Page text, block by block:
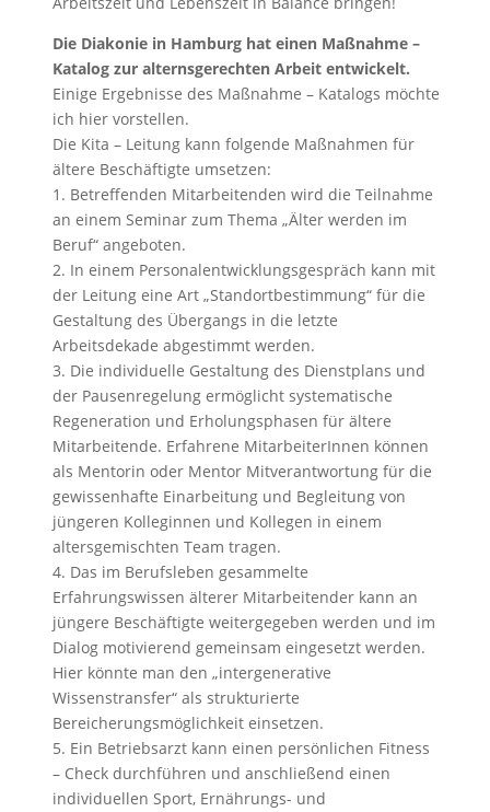
Die Diakonie in Hamburg hat einen Maßnahme –
Katalog zur alternsgerechten Arbeit entwickelt.
Einige Ergebnisse des Maßnahme – Katalogs möchte
ich hier vorstellen.
Die Kita – Leitung kann folgende Maßnahmen für
ältere Beschäftigte umsetzen:
1. Betreffenden Mitarbeitenden wird die Teilnahme
an einem Seminar zum Thema „Älter werden im
Beruf“ angeboten.
2. In einem Personalentwicklungsgespräch kann mit
der Leitung eine Art „Standortbestimmung“ für die
Gestaltung des Übergangs in die letzte
Arbeitsdekade abgestimmt werden.
3. Die individuelle Gestaltung des Dienstplans und
der Pausenregelung ermöglicht systematische
Regeneration und Erholungsphasen für ältere
Mitarbeitende. Erfahrene MitarbeiterInnen können
als Mentorin oder Mentor Mitverantwortung für die
gewissenhafte Einarbeitung und Begleitung von
jüngeren Kolleginnen und Kollegen in einem
altersgemischten Team tragen.
4. Das im Berufsleben gesammelte
Erfahrungswissen älterer Mitarbeitender kann an
jüngere Beschäftigte weitergegeben werden und im
Dialog motivierend gemeinsam eingesetzt werden.
Hier könnte man den „intergenerative
Wissenstransfer“ als strukturierte
Bereicherungsmöglichkeit einsetzen.
5. Ein Betriebsarzt kann einen persönlichen Fitness
– Check durchführen und anschließend einen
individuellen Sport, Ernährungs- und